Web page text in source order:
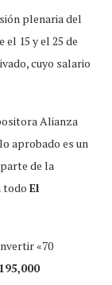
plenaria del
15 y el 25 de
cuyo salario
Alianza
aprobado es un
de la
todo El
«70
195,000